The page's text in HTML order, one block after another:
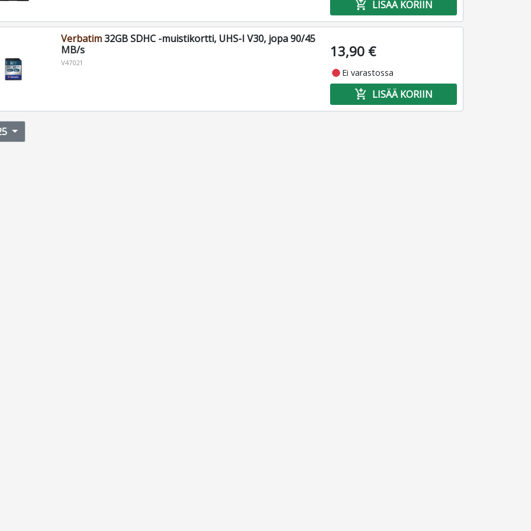
add_shopping_cart LISÄÄ KORIIN
Verbatim32GB SDHC -muistikortti, UHS-I V30, jopa 90/45
MB/s
V47021
13,90 €
fiber_manual_record Ei varastossa
add_shopping_cart LISÄÄ KORIIN